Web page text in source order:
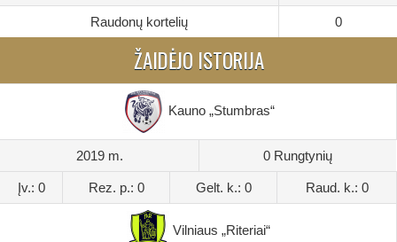
Raudonų kortelių 0
ŽAIDĖJO ISTORIJA
Kauno „Stumbras“
2019 m. 0 Rungtynių
Įv.: 0 Rez. p.: 0 Gelt. k.: 0 Raud. k.: 0
Vilniaus „Riteriai“